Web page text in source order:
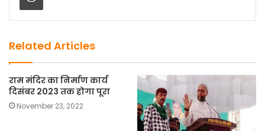
o
k
o
Related Articles
राम मंदिर का निर्माण कार्य
दिसंबर 2023 तक होगा पूरा
November 23, 2022